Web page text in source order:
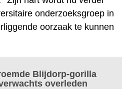
onderzoeksgroep in
oorzaak te kunnen
Blijdorp-gorilla
overleden